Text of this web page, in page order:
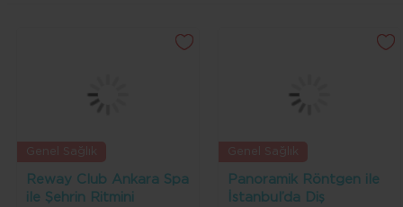
Reway Club Ankara Spa
ile Şehrin Ritmini
Panoramik Röntgen ile
İstanbul’da Diş